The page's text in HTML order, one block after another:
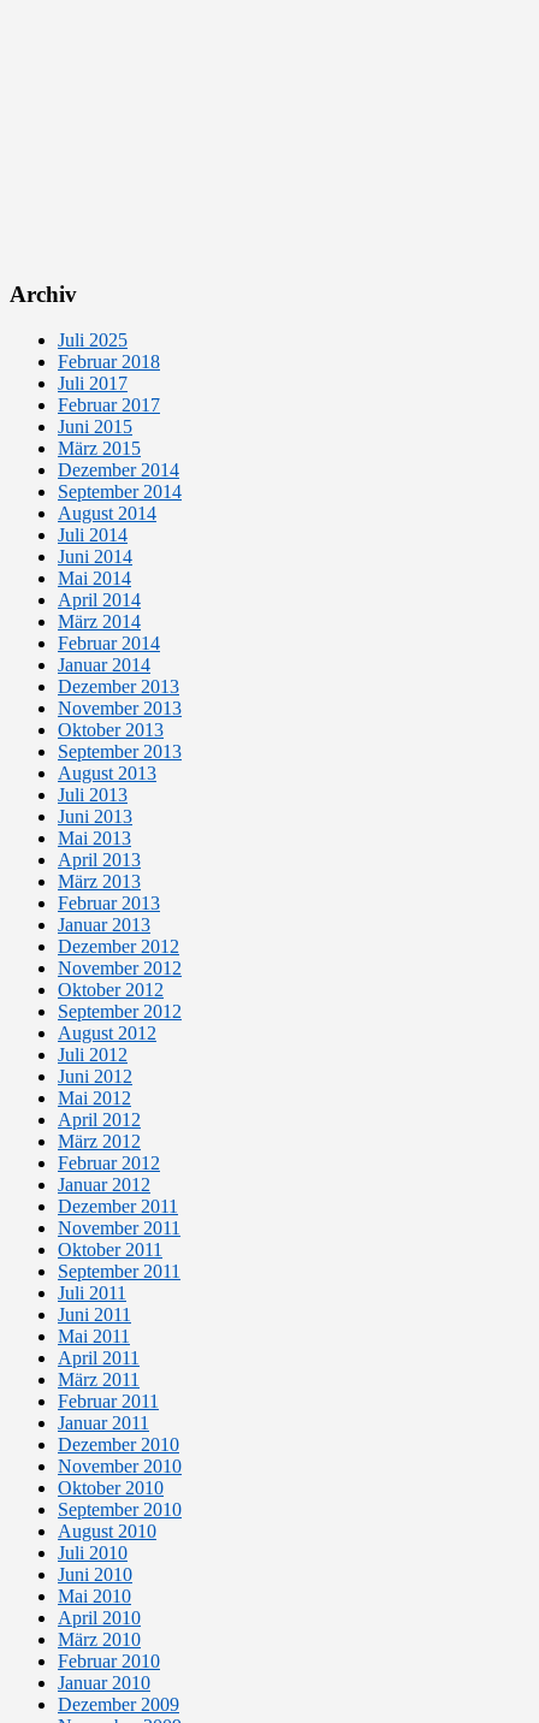
Archiv
Juli 2025
Februar 2018
Juli 2017
Februar 2017
Juni 2015
März 2015
Dezember 2014
September 2014
August 2014
Juli 2014
Juni 2014
Mai 2014
April 2014
März 2014
Februar 2014
Januar 2014
Dezember 2013
November 2013
Oktober 2013
September 2013
August 2013
Juli 2013
Juni 2013
Mai 2013
April 2013
März 2013
Februar 2013
Januar 2013
Dezember 2012
November 2012
Oktober 2012
September 2012
August 2012
Juli 2012
Juni 2012
Mai 2012
April 2012
März 2012
Februar 2012
Januar 2012
Dezember 2011
November 2011
Oktober 2011
September 2011
Juli 2011
Juni 2011
Mai 2011
April 2011
März 2011
Februar 2011
Januar 2011
Dezember 2010
November 2010
Oktober 2010
September 2010
August 2010
Juli 2010
Juni 2010
Mai 2010
April 2010
März 2010
Februar 2010
Januar 2010
Dezember 2009